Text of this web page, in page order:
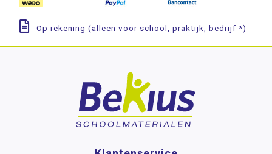
Op rekening (alleen voor school, praktijk, bedrijf *)